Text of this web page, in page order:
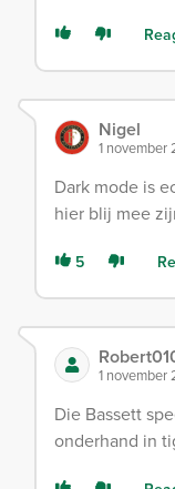
Nigel
1 november
Dark mode is
hier blij mee
5
1 november
Die Bassett
onderhand in